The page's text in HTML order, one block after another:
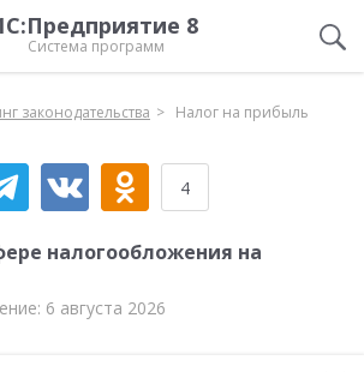
8
Система программ
законодательства Налог на прибыль
налогообложения на
6 августа 2026
4